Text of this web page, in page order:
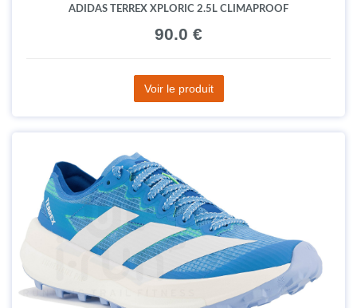
ADIDAS TERREX XPLORIC 2.5L CLIMAPROOF
90.0 €
Voir le produit